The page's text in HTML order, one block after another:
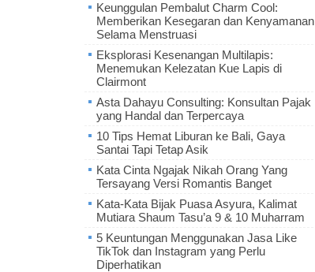
Keunggulan Pembalut Charm Cool:
Memberikan Kesegaran dan Kenyamanan
Selama Menstruasi
Eksplorasi Kesenangan Multilapis:
Menemukan Kelezatan Kue Lapis di
Clairmont
Asta Dahayu Consulting: Konsultan Pajak
yang Handal dan Terpercaya
10 Tips Hemat Liburan ke Bali, Gaya
Santai Tapi Tetap Asik
Kata Cinta Ngajak Nikah Orang Yang
Tersayang Versi Romantis Banget
Kata-Kata Bijak Puasa Asyura, Kalimat
Mutiara Shaum Tasu’a 9 & 10 Muharram
5 Keuntungan Menggunakan Jasa Like
TikTok dan Instagram yang Perlu
Diperhatikan